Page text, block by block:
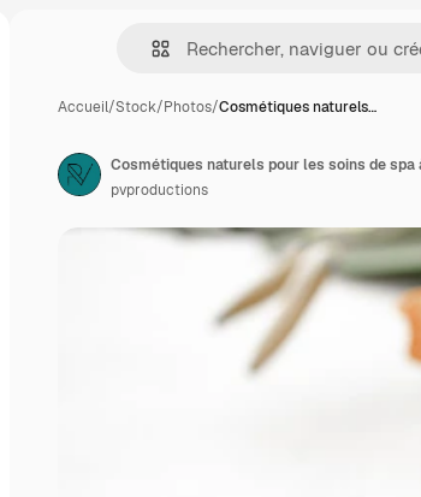
Accueil/Stock/Photos/Cosmétiques naturels…
pvproductions